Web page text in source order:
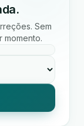
Sem
momento.